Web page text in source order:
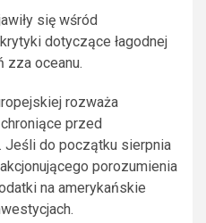
się wśród
dotyczące łagodnej
zza oceanu.
rozważa
przed
Jeśli do początku sierpnia
porozumienia
na amerykańskie